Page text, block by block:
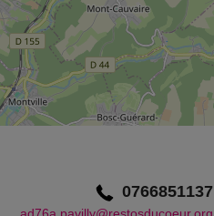
0766851137